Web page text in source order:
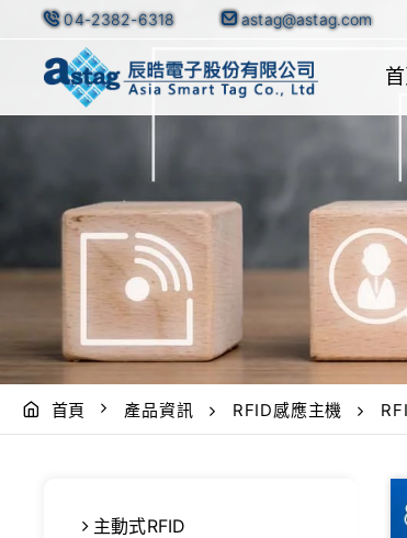
04-2382-6318 astag@astag.com
首頁 產品資訊 RFID感應主機
主動式RFID